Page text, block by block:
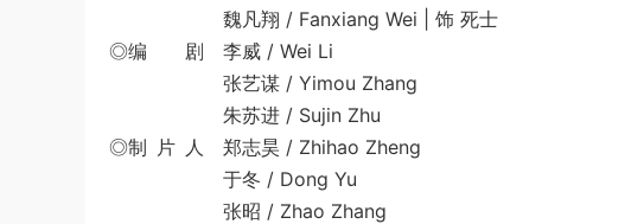
魏凡翔 / Fanxiang Wei | 饰 死士
◎编 剧 李威 / Wei Li
张艺谋 / Yimou Zhang
朱苏进 / Sujin Zhu
◎制 片 人 郑志昊 / Zhihao Zheng
于冬 / Dong Yu
张昭 / Zhao Zhang